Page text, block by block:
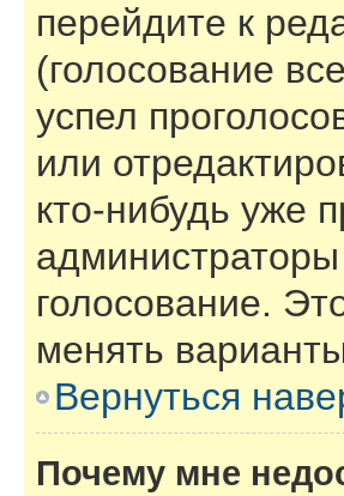
перейдите к
(голосование
успел
или
кто-нибудь уже
администраторы
голосование.
менять
Вернуться
Почему мне